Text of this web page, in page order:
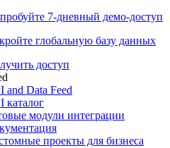
7-дневный демо-доступ
глобальную базу данных
доступ
and Data Feed
каталог
модули интеграции
проекты для бизнеса